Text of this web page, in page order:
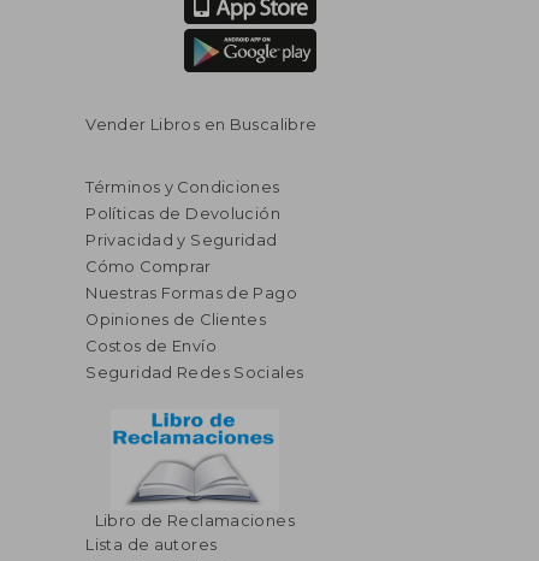
Vender Libros en Buscalibre
Términos y Condiciones
Políticas de Devolución
Privacidad y Seguridad
Cómo Comprar
Nuestras Formas de Pago
Opiniones de Clientes
Costos de Envío
Seguridad Redes Sociales
Libro de Reclamaciones
Lista de autores